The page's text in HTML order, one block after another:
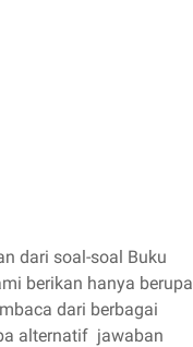
dari soal-soal Buku
berikan hanya berupa
dari berbagai
alternatif jawaban